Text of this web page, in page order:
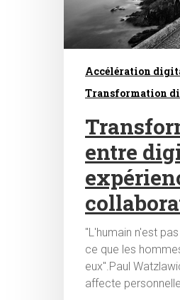
Accélération
Transformation
entre
"L'humain n'est
ce que les
eux".Paul
affecte